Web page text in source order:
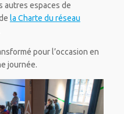
autres espaces de
la Charte du réseau
pour l’occasion en
journée.